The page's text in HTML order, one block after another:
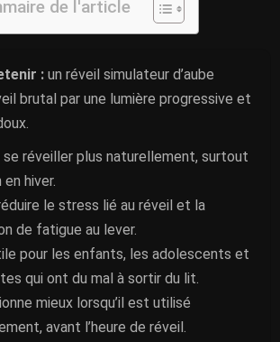
de l'article
: un réveil simulateur d’aube
brutal par une lumière progressive et
se réveiller plus naturellement, surtout
hiver.
le stress lié au réveil et la
de fatigue au lever.
pour les enfants, les adolescents et
qui ont du mal à sortir du lit.
mieux lorsqu’il est utilisé
avant l’heure de réveil.